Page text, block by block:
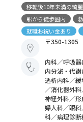
移転後10年未満の綺
駅から徒歩圏内
就職お祝い金あり
〒350-1305
内科／呼吸
内分泌・代
透析内科／
／消化器外
神経外科／
婦人科／眼
科／病理診